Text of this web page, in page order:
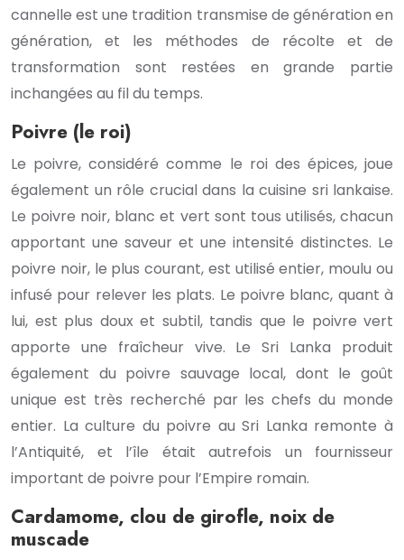
cannelle est une tradition transmise de génération en
génération, et les méthodes de récolte et de
transformation sont restées en grande partie
inchangées au fil du temps.
Poivre (le roi)
Le poivre, considéré comme le roi des épices, joue
également un rôle crucial dans la cuisine sri lankaise.
Le poivre noir, blanc et vert sont tous utilisés, chacun
apportant une saveur et une intensité distinctes. Le
poivre noir, le plus courant, est utilisé entier, moulu ou
infusé pour relever les plats. Le poivre blanc, quant à
lui, est plus doux et subtil, tandis que le poivre vert
apporte une fraîcheur vive. Le Sri Lanka produit
également du poivre sauvage local, dont le goût
unique est très recherché par les chefs du monde
entier. La culture du poivre au Sri Lanka remonte à
l’Antiquité, et l’île était autrefois un fournisseur
important de poivre pour l’Empire romain.
Cardamome, clou de girofle, noix de
muscade